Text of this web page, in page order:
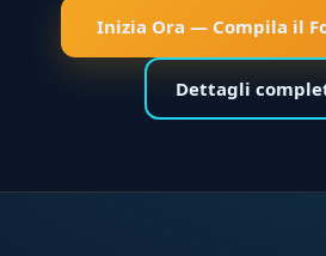
Inizia Ora — Compila il
Dettagli